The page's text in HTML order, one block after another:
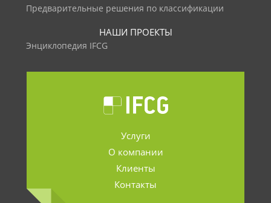
Предварительные решения по классификации
НАШИ ПРОЕКТЫ
Энциклопедия IFCG
Услуги
О компании
Клиенты
Контакты